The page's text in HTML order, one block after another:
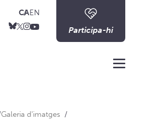
CAEN
Participa-hi
Galeria d'imatges